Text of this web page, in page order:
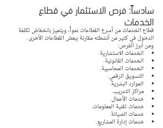
سادساً: فرص الاستثمار في قطاع
الخدمات
قطاع الخدمات من أسرع القطاعات نمواً، ويتميز بانخفاض تكلفة
الدخول في كثير من أنشطته مقارنة ببعض القطاعات الأخرى.
ومن أبرز الفرص:
الخدمات الاستشارية.
الخدمات القانونية.
الخدمات المحاسبية.
التسويق الرقمي.
الموارد البشرية.
مراكز التدريب.
خدمات الأعمال.
خدمات تقنية المعلومات.
خدمات الصيانة.
خدمات إدارة المشاريع.